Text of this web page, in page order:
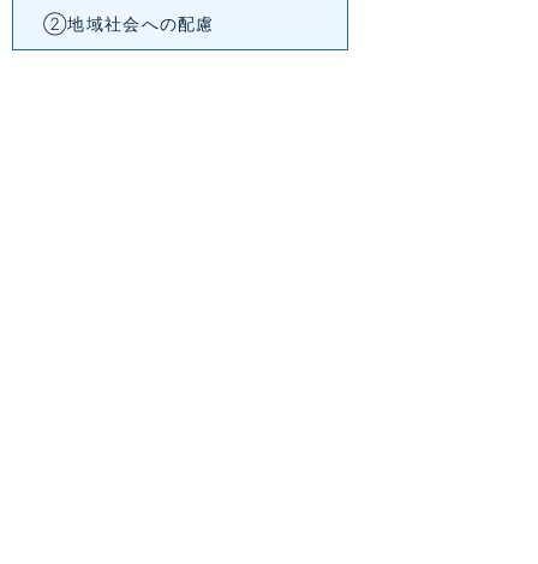
②地域社会への配慮